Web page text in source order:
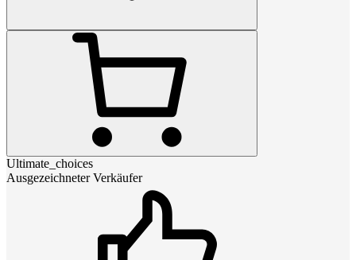
Ultimate_choices
Ausgezeichneter Verkäufer